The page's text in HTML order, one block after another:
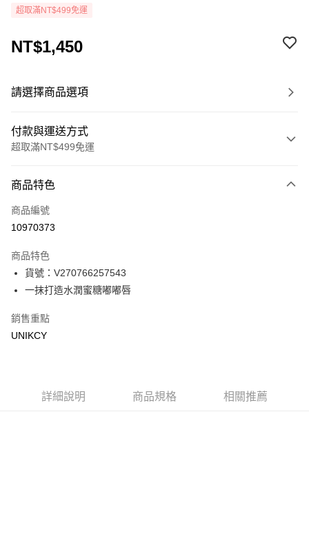
超取滿NT$499免運
NT$1,450
請選擇商品選項
付款與運送方式
超取滿NT$499免運
icash Pay
信用卡一次付款
LINE Pay
Apple Pay
街口支付
運送方式
商品特色
商品編號
10970373
商品特色
貨號：V270766257543
一抹打造水潤蜜糖嘟嘟唇
銷售重點
UNIKCY
詳細說明 商品規格 相關推薦